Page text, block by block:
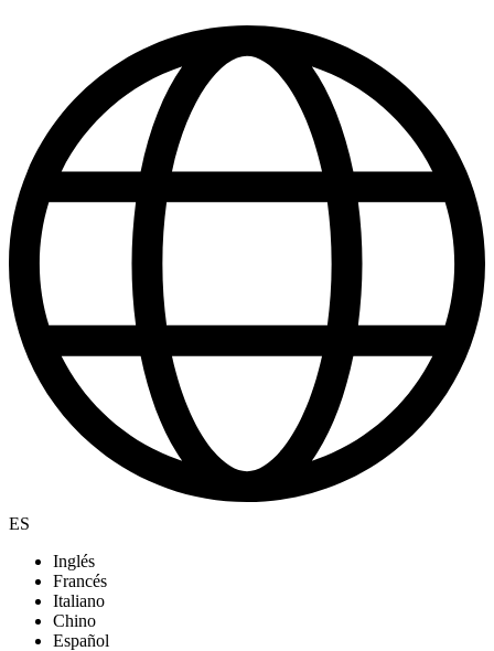
ES
Inglés
Francés
Italiano
Chino
Español